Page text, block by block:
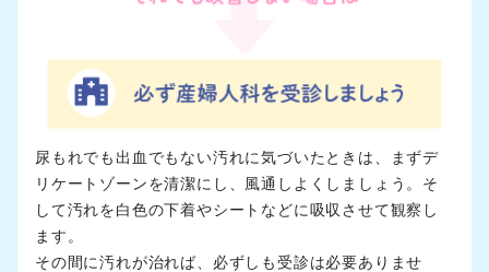
尿もれでも出血でもない汚れに気づいたときは、まずデ
リケートゾーンを清潔にし、風通しよくしましょう。そ
して汚れを白色の下着やシートなどに吸収させて観察し
ます。
その間に汚れが治れば、必ずしも受診は必要ありませ